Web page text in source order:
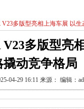
多版型亮相上海车展 以
多版型亮
撬动竞争格局
04-29 16:11 来源： 编辑：